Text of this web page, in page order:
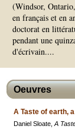
(Windsor,
en français et en
doctorat en
pendant une
d'écrivain....
Oeuvres
A Taste of earth,
Daniel Sloate, A